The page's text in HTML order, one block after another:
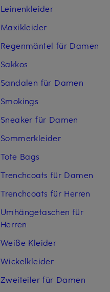
Leinenkleider
Maxikleider
Regenmäntel für Damen
Sakkos
Sandalen für Damen
Smokings
Sneaker für Damen
Sommerkleider
Tote Bags
Trenchcoats für Damen
Trenchcoats für Herren
Umhängetaschen für
Herren
Weiße Kleider
Wickelkleider
Zweiteiler für Damen